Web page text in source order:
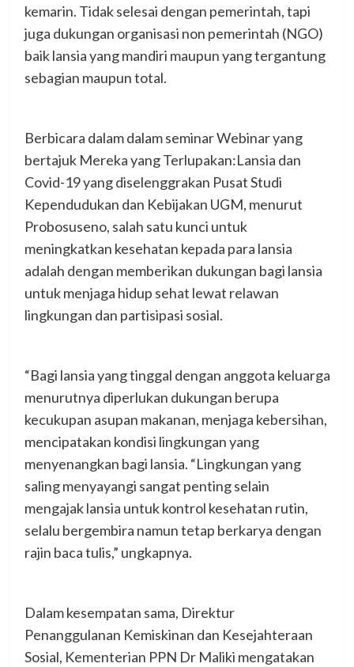
kemarin. Tidak selesai dengan pemerintah, tapi
juga dukungan organisasi non pemerintah (NGO)
baik lansia yang mandiri maupun yang tergantung
sebagian maupun total.
Berbicara dalam dalam seminar Webinar yang
bertajuk Mereka yang Terlupakan:Lansia dan
Covid-19 yang diselenggrakan Pusat Studi
Kependudukan dan Kebijakan UGM, menurut
Probosuseno, salah satu kunci untuk
meningkatkan kesehatan kepada para lansia
adalah dengan memberikan dukungan bagi lansia
untuk menjaga hidup sehat lewat relawan
lingkungan dan partisipasi sosial.
“Bagi lansia yang tinggal dengan anggota keluarga
menurutnya diperlukan dukungan berupa
kecukupan asupan makanan, menjaga kebersihan,
mencipatakan kondisi lingkungan yang
menyenangkan bagi lansia. “Lingkungan yang
saling menyayangi sangat penting selain
mengajak lansia untuk kontrol kesehatan rutin,
selalu bergembira namun tetap berkarya dengan
rajin baca tulis,” ungkapnya.
Dalam kesempatan sama, Direktur
Penanggulanan Kemiskinan dan Kesejahteraan
Sosial, Kementerian PPN Dr Maliki mengatakan